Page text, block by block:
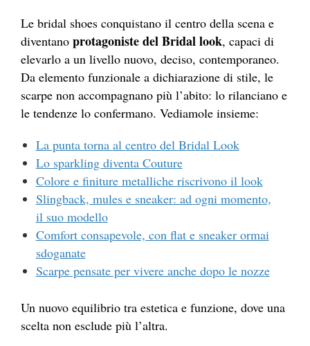
Le bridal shoes conquistano il centro della scena e
diventano protagoniste del Bridal look, capaci di
elevarlo a un livello nuovo, deciso, contemporaneo.
Da elemento funzionale a dichiarazione di stile, le
scarpe non accompagnano più l’abito: lo rilanciano e
le tendenze lo confermano. Vediamole insieme:
La punta torna al centro del Bridal Look
Lo sparkling diventa Couture
Colore e finiture metalliche riscrivono il look
Slingback, mules e sneaker: ad ogni momento,
il suo modello
Comfort consapevole, con flat e sneaker ormai
sdoganate
Scarpe pensate per vivere anche dopo le nozze
Un nuovo equilibrio tra estetica e funzione, dove una
scelta non esclude più l’altra.